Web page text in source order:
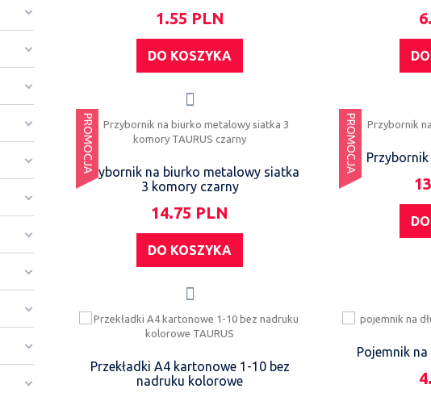
1.55 PLN
DO KOSZYKA
PROMOCJA
Przybornik na biurko metalowy siatka
3 komory czarny
14.75 PLN
DO KOSZYKA
PROMOCJA
Przekładki A4 kartonowe 1-10 bez
nadruku kolorowe
Pojemnik